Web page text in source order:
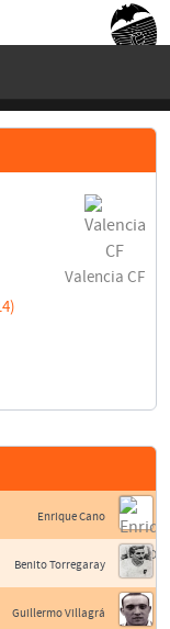
Valencia CF
Enrique Cano
Benito Torregaray
Guillermo Villagrá